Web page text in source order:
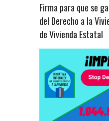
Firma para que se
del Derecho a la
de Vivienda Estatal